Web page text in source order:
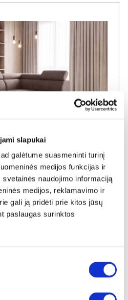
slapukai
galėtume suasmeninti turinį
medijos funkcijas ir
naudojimo informaciją
medijos, reklamavimo ir
gali ją pridėti prie kitos jūsų
paslaugas surinktos
kampas (Bubble-04) D
G:170-235cm
Skirtumas tarp užsakomų ir sandėlyje
esančių prekių kainų